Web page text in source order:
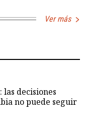
Ver más
las decisiones
no puede seguir